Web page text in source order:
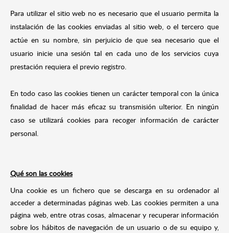
Para utilizar el sitio web no es necesario que el usuario permita la
instalación de las cookies enviadas al sitio web, o el tercero que
actúe en su nombre, sin perjuicio de que sea necesario que el
usuario inicie una sesión tal en cada uno de los servicios cuya
prestación requiera el previo registro.
En todo caso las cookies tienen un carácter temporal con la única
finalidad de hacer más eficaz su transmisión ulterior. En ningún
caso se utilizará cookies para recoger información de carácter
personal.
Qué son las cookies
Una cookie es un fichero que se descarga en su ordenador al
acceder a determinadas páginas web. Las cookies permiten a una
página web, entre otras cosas, almacenar y recuperar información
sobre los hábitos de navegación de un usuario o de su equipo y,